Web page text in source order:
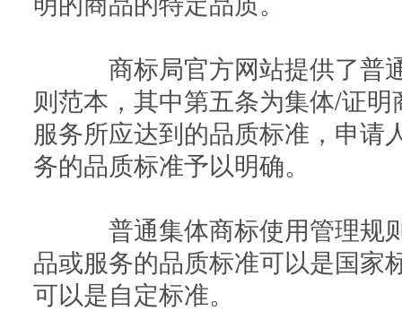
商标局官方网站提供了普
则范本，其中第五条为集体/证
服务所应达到的品质标准，申请
务的品质标准予以明确。
普通集体商标使用管理规
品或服务的品质标准可以是国家
可以是自定标准。